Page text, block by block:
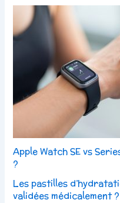
Apple Watch SE vs
?
Les pastilles
validées médicalement ?